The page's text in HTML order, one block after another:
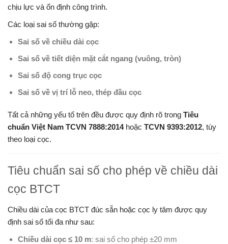
chịu lực và ổn định công trình.
Các loại sai số thường gặp:
Sai số về chiều dài cọc
Sai số về tiết diện mặt cắt ngang (vuông, tròn)
Sai số độ cong trục cọc
Sai số về vị trí lỗ neo, thép đầu cọc
Tất cả những yếu tố trên đều được quy định rõ trong Tiêu
chuẩn Việt Nam TCVN 7888:2014hoặc TCVN 9393:2012, tùy
theo loại cọc.
Tiêu chuẩn sai số cho phép về chiều dài
cọc BTCT
Chiều dài của cọc BTCT đúc sẵn hoặc cọc ly tâm được quy
định sai số tối đa như sau:
Chiều dài cọc ≤ 10 m: sai số cho phép ±20 mm